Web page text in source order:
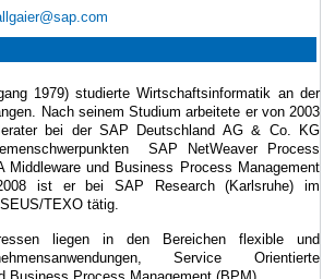
1979) studierte Wirtschaftsinformatik an der
Nach seinem Studium arbeitete er von 2003
bei der SAP Deutschland AG & Co. KG
SAP NetWeaver Process
Middleware und Business Process Management
ist er bei SAP Research (Karlsruhe) im
TEXO tätig.
liegen in den Bereichen flexible und
Service Orientierte